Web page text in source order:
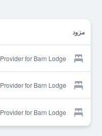
مزود
Provider for Barn Lodge
Provider for Barn Lodge
Provider for Barn Lodge